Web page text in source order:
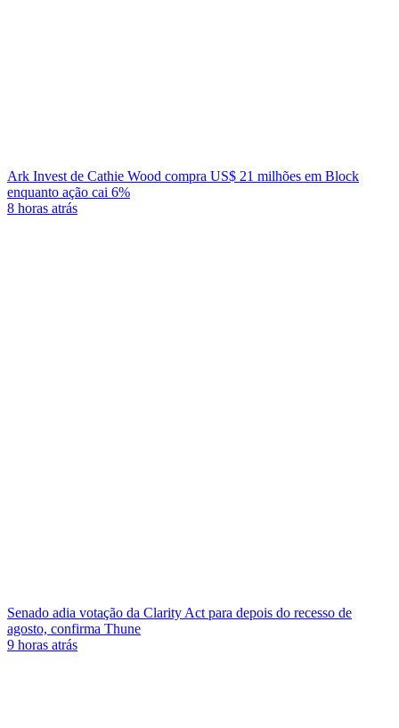
Ark Invest de Cathie Wood compra US$ 21 milhões em Block
enquanto ação cai 6%
8 horas atrás
Senado adia votação da Clarity Act para depois do recesso de
agosto, confirma Thune
9 horas atrás